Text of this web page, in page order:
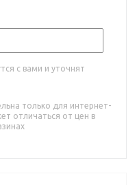
с вами и уточнят
только для интернет-
отличаться от цен в